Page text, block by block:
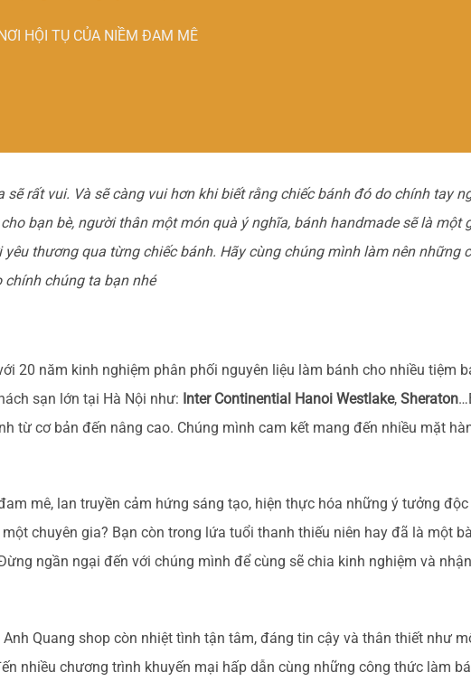
HỘI TỤ CỦA NIỀM ĐAM MÊ
rất vui. Và sẽ càng vui hơn khi biết rằng chiếc bánh đó do chính tay
bạn bè, người thân một món quà ý nghĩa, bánh handmade sẽ là một
thương qua từng chiếc bánh. Hãy cùng chúng mình làm nên những
chúng ta bạn nhé
20 năm kinh nghiệm phân phối nguyên liệu làm bánh cho nhiều tiệm
sạn lớn tại Hà Nội như: Inter Continential Hanoi Westlake, Sheraton
từ cơ bản đến nâng cao. Chúng mình cam kết mang đến nhiều mặt
mê, lan truyền cảm hứng sáng tạo, hiện thực hóa những ý tưởng
chuyên gia? Bạn còn trong lứa tuổi thanh thiếu niên hay đã là một
ngần ngại đến với chúng mình để cùng sẽ chia kinh nghiệm và
Quang shop còn nhiệt tình tận tâm, đáng tin cậy và thân thiết như
nhiều chương trình khuyến mại hấp dẫn cùng những công thức làm